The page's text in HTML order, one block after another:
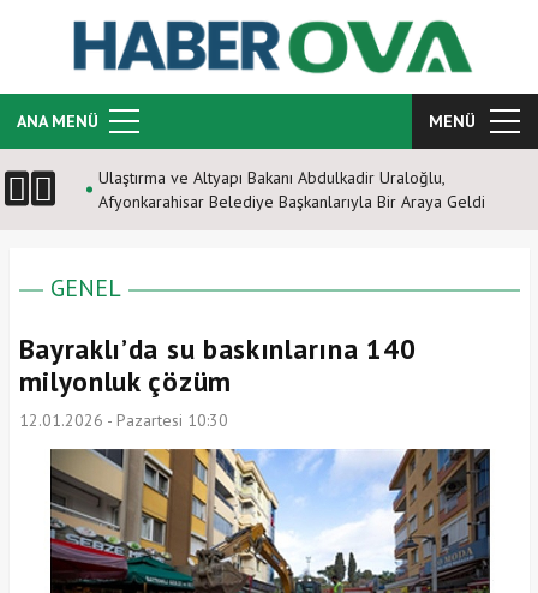
ANA MENÜ MENÜ
Ulaştırma ve Altyapı Bakanı Abdulkadir Uraloğlu,
Afyonkarahisar Belediye Başkanlarıyla Bir Araya Geldi
GENEL
Bayraklı’da su baskınlarına 140
milyonluk çözüm
12.01.2026 - Pazartesi 10:30